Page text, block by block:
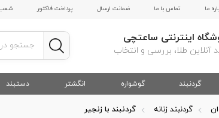
ما تماس با ما ضمانت ارسال پرداخت فاکتور
اینترنتی ساعتچی
آنلاین طلا، بررسی و انتخاب
گردنبند گوشواره انگشتر دستبند
گردنبند زنانه گردنبند با زنجیر